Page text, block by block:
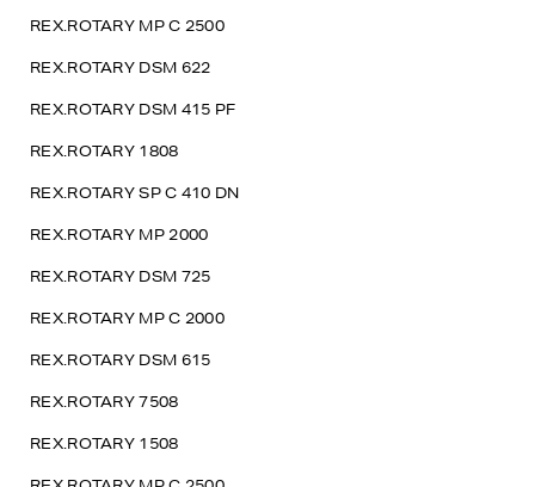
REX.ROTARY MP C 2500
REX.ROTARY DSM 622
REX.ROTARY DSM 415 PF
REX.ROTARY 1808
REX.ROTARY SP C 410 DN
REX.ROTARY MP 2000
REX.ROTARY DSM 725
REX.ROTARY MP C 2000
REX.ROTARY DSM 615
REX.ROTARY 7508
REX.ROTARY 1508